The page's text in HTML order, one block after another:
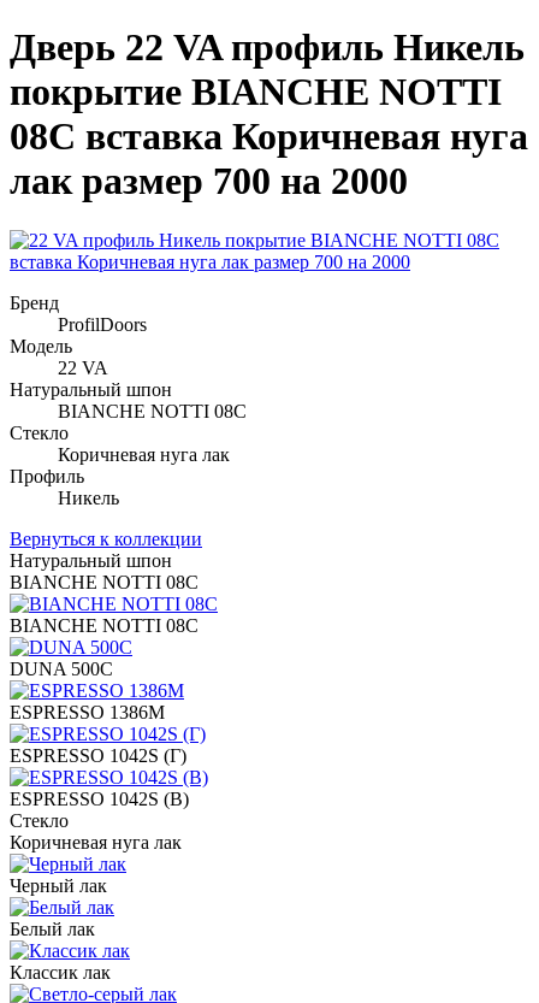
Дверь 22 VA профиль Никель
покрытие BIANCHE NOTTI
08C вставка Коричневая нуга
лак размер 700 на 2000
Бренд
ProfilDoors
Модель
22 VA
Натуральный шпон
BIANCHE NOTTI 08C
Стекло
Коричневая нуга лак
Профиль
Никель
Вернуться к коллекции
Натуральный шпон
BIANCHE NOTTI 08C
BIANCHE NOTTI 08C
DUNA 500C
ESPRESSO 1386M
ESPRESSO 1042S (Г)
ESPRESSO 1042S (В)
Стекло
Коричневая нуга лак
Черный лак
Белый лак
Классик лак